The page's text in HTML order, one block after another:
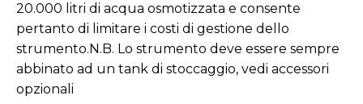
20.000 litri di acqua osmotizzata e consente
pertanto di limitare i costi di gestione dello
strumento.N.B. Lo strumento deve essere sempre
abbinato ad un tank di stoccaggio, vedi accessori
opzionali